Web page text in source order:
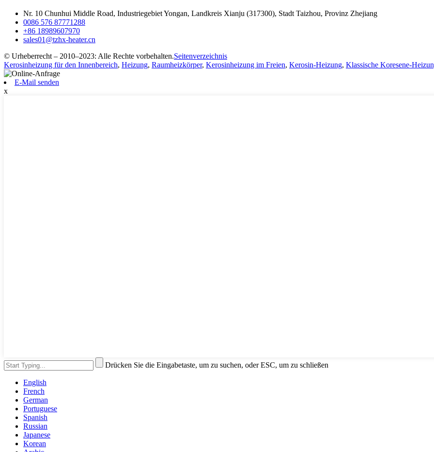
Nr. 10 Chunhui Middle Road, Industriegebiet Yongan, Landkreis Xianju (317300), Stadt Taizhou, Provinz Zhejiang
0086 576 87771288
+86 18989607970
sales01@tzhx-heater.cn
© Urheberrecht – 2010–2023: Alle Rechte vorbehalten.Seitenverzeichnis
Kerosinheizung für den Innenbereich, Heizung, Raumheizkörper, Kerosinheizung im Freien, Kerosin-Heizung, Klassische Koresene-
E-Mail senden
x
Drücken Sie die Eingabetaste, um zu suchen, oder ESC, um zu schließen
English
French
German
Portuguese
Spanish
Russian
Japanese
Korean